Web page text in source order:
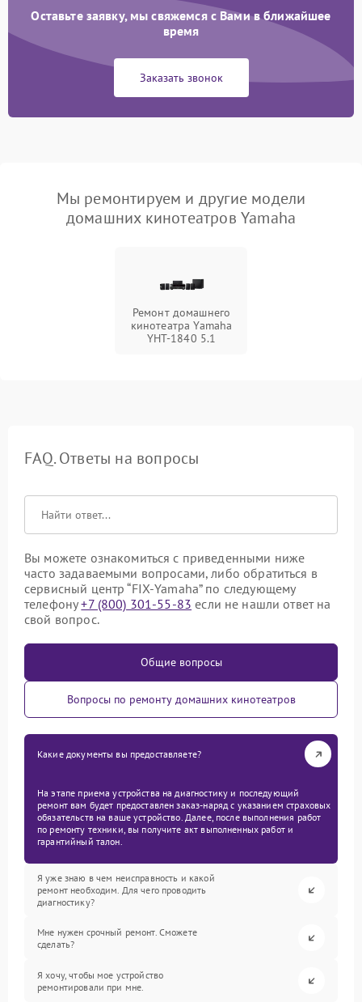
Оставьте заявку, мы свяжемся с Вами в ближайшее
время
Заказать звонок
Мы ремонтируем и другие модели
домашних кинотеатров Yamaha
Ремонт домашнего
кинотеатра Yamaha
YHT-1840 5.1
FAQ. Ответы на вопросы
Вы можете ознакомиться с приведенными ниже
часто задаваемыми вопросами, либо обратиться в
сервисный центр “FIX-Yamaha” по следующему
телефону+7 (800) 301-55-83 если не нашли ответ на
свой вопрос.
Общие вопросы
Вопросы по ремонту домашних кинотеатров
Какие документы вы предоставляете?
На этапе приема устройства на диагностику и последующий
ремонт вам будет предоставлен заказ-наряд с указанием страховых
обязательств на ваше устройство. Далее, после выполнения работ
по ремонту техники, вы получите акт выполненных работ и
гарантийный талон.
Я уже знаю в чем неисправность и какой
ремонт необходим. Для чего проводить
диагностику?
Мне нужен срочный ремонт. Сможете
сделать?
Я хочу, чтобы мое устройство
ремонтировали при мне.